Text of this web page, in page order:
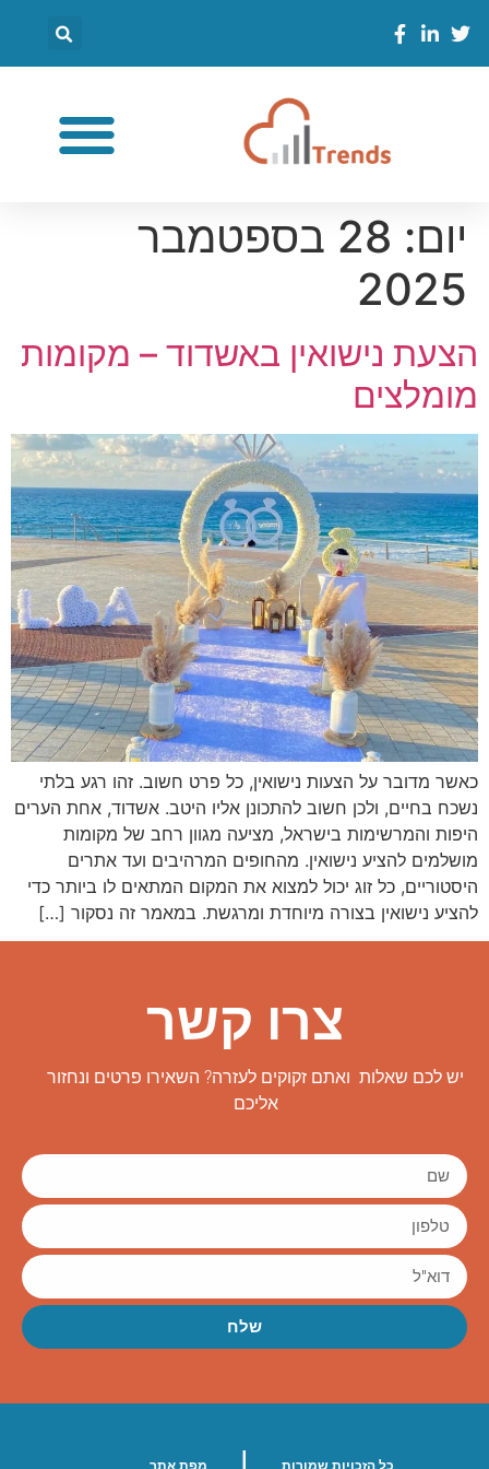
יום:
28 בספטמבר
2025
הצעת נישואין באשדוד – מקומות
מומלצים
כאשר מדובר על הצעות נישואין, כל פרט חשוב. זהו רגע בלתי
נשכח בחיים, ולכן חשוב להתכונן אליו היטב. אשדוד, אחת הערים
היפות והמרשימות בישראל, מציעה מגוון רחב של מקומות
מושלמים להציע נישואין. מהחופים המרהיבים ועד אתרים
היסטוריים, כל זוג יכול למצוא את המקום המתאים לו ביותר כדי
להציע נישואין בצורה מיוחדת ומרגשת. במאמר זה נסקור […]
צרו קשר
יש לכם שאלות ואתם זקוקים לעזרה? השאירו פרטים ונחזור
אליכם
שלח